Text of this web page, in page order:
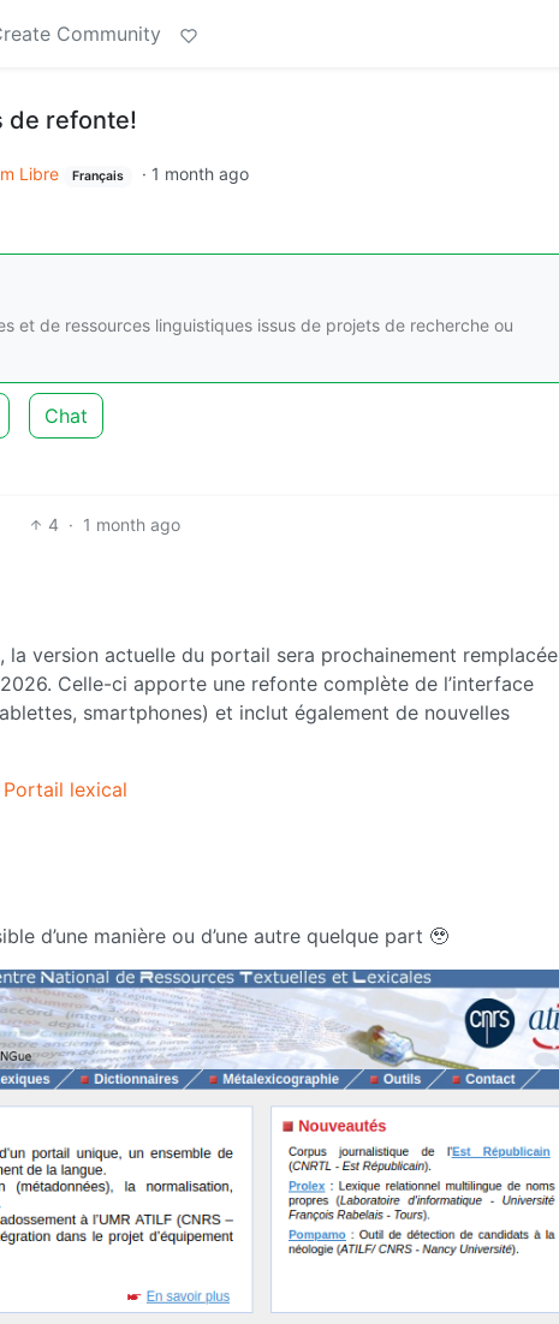
Community
de refonte!
Libre Français · 1 month ago
et de ressources linguistiques issus de projets de recherche ou
Chat
4 · 1 month ago
version actuelle du portail sera prochainement remplacée
Celle-ci apporte une refonte complète de l’interface
smartphones) et inclut également de nouvelles
Portail lexical
d’une manière ou d’une autre quelque part 🥹